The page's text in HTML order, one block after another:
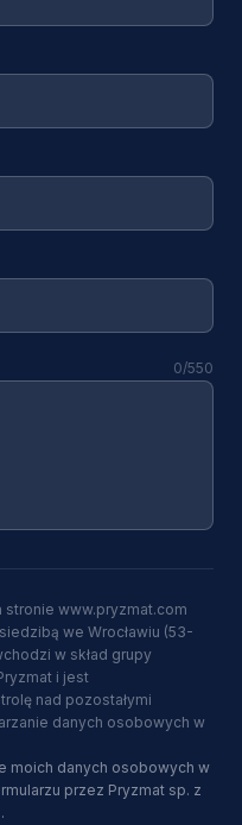
0/550
www.pryzmat.com
we Wrocławiu (53-
w skład grupy
i jest
nad pozostałymi
danych osobowych w
moich danych osobowych w
przez Pryzmat sp. z